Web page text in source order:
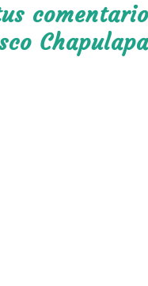
Chapulapa